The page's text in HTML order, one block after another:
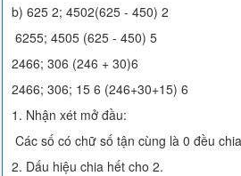
b) 625 2; 4502(625 - 450) 2
6255; 4505 (625 - 450) 5
2466; 306 (246 + 30)6
2466; 306; 15 6 (246+30+15) 6
1. Nhận xét mở đầu:
Các số có chữ số tận cùng là 0 đều
2. Dấu hiệu chia hết cho 2.